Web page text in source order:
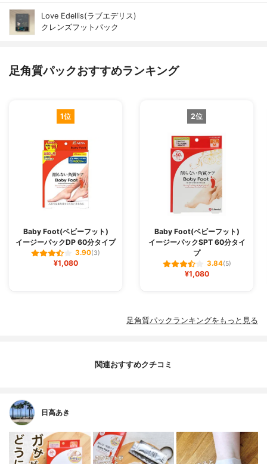
Love Edellis(ラブエデリス)
クレンズフットパック
足角質パックおすすめランキング
1位
Baby Foot(ベビーフット)
イージーパックDP 60分タイプ
3.90(3)
¥1,080
2位
Baby Foot(ベビーフット)
イージーパックSPT 60分タイ
プ
3.84(5)
¥1,080
足角質パックランキングをもっと見る
関連おすすめクチコミ
日高あき